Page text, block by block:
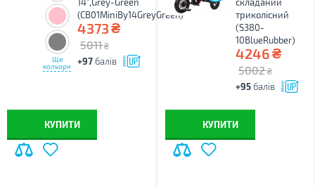
Ще
кольори
(CB01MiniBy14GreyGreen)
4373₴
5011 ₴
+97 балів
КУПИТИ
триколісний
(S380-
10BlueRubber)
4246₴
5002 ₴
+95 балів
КУПИТИ